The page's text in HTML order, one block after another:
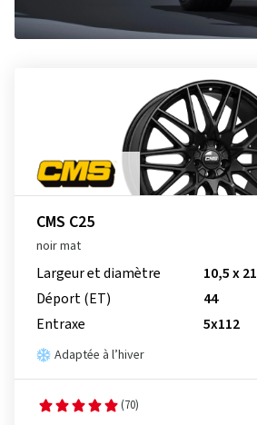
CMS C25
noir mat
Largeur et diamètre
10,5 x 21
Déport (ET)
44
Entraxe
5x112
Adaptée à l’hiver
(70)